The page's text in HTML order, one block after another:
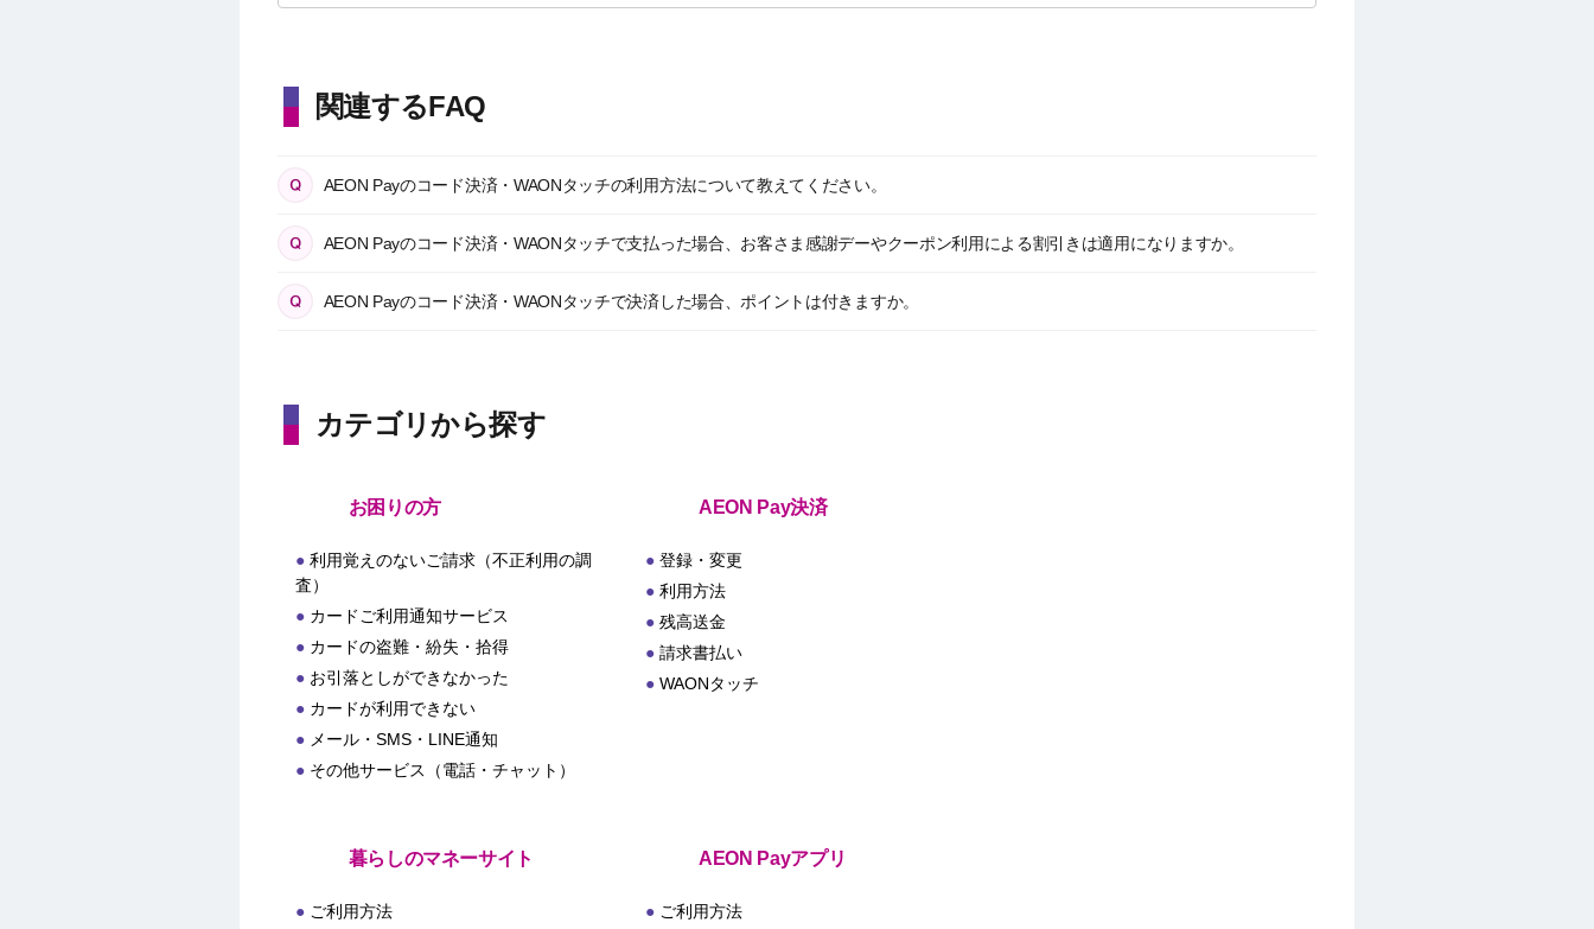
関連するFAQ
AEON Payのコード決済・WAONタッチの利用方法について教えてください。
AEON Payのコード決済・WAONタッチで支払った場合、お客さま感謝デーやクーポン利用による割引きは適用になりますか。
AEON Payのコード決済・WAONタッチで決済した場合、ポイントは付きますか。
カテゴリから探す
お困りの方
利用覚えのないご請求（不正利用の調
査）
カードご利用通知サービス
カードの盗難・紛失・拾得
お引落としができなかった
カードが利用できない
メール・SMS・LINE通知
その他サービス（電話・チャット）
AEON Pay決済
登録・変更
利用方法
残高送金
請求書払い
WAONタッチ
暮らしのマネーサイト
ご利用方法
AEON Payアプリ
ご利用方法